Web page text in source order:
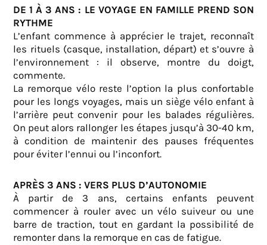
DE 1 À 3 ANS : LE VOYAGE EN FAMILLE PREND SON
RYTHME
L’enfant commence à apprécier le trajet, reconnaît
les rituels (casque, installation, départ) et s’ouvre à
l’environnement : il observe, montre du doigt,
commente.
La remorque vélo reste l’option la plus confortable
pour les longs voyages, mais un siège vélo enfant à
l’arrière peut convenir pour les balades régulières.
On peut alors rallonger les étapes jusqu’à 30-40 km,
à condition de maintenir des pauses fréquentes
pour éviter l’ennui ou l’inconfort.
APRÈS 3 ANS : VERS PLUS D’AUTONOMIE
À partir de 3 ans, certains enfants peuvent
commencer à rouler avec un vélo suiveur ou une
barre de traction, tout en gardant la possibilité de
remonter dans la remorque en cas de fatigue.